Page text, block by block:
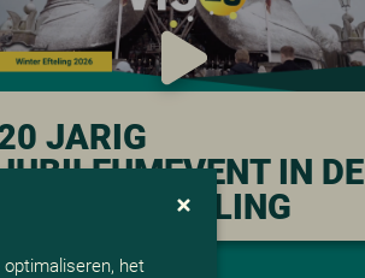
JARIG
IN DE
WINTER EFTELING
het